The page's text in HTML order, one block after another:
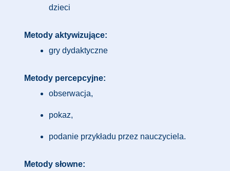
dzieci
Metody aktywizujące:
gry dydaktyczne
Metody percepcyjne:
obserwacja,
pokaz,
podanie przykładu przez nauczyciela.
Metody słowne: